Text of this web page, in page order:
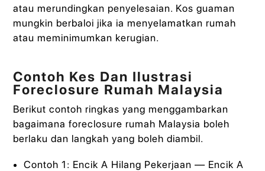
atau merundingkan penyelesaian. Kos guaman
mungkin berbaloi jika ia menyelamatkan rumah
atau meminimumkan kerugian.
Contoh Kes Dan Ilustrasi
Foreclosure Rumah Malaysia
Berikut contoh ringkas yang menggambarkan
bagaimana foreclosure rumah Malaysia boleh
berlaku dan langkah yang boleh diambil.
Contoh 1: Encik A Hilang Pekerjaan — Encik A